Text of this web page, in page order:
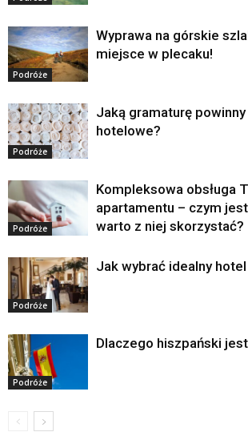
Podróże
Wyprawa na górskie
miejsce w plecaku!
Podróże
Jaką gramaturę
hotelowe?
Podróże
Kompleksowa obsługa
apartamentu – czym
warto z niej skorzystać?
Podróże
Jak wybrać idealny
Podróże
Dlaczego hiszpański